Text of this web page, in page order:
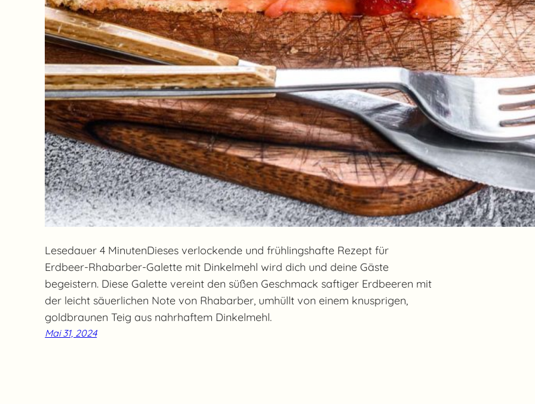
Lesedauer 4 MinutenDieses verlockende und frühlingshafte Rezept für
Erdbeer-Rhabarber-Galette mit Dinkelmehl wird dich und deine Gäste
begeistern. Diese Galette vereint den süßen Geschmack saftiger Erdbeeren mit
der leicht säuerlichen Note von Rhabarber, umhüllt von einem knusprigen,
goldbraunen Teig aus nahrhaftem Dinkelmehl.
Mai 31, 2024